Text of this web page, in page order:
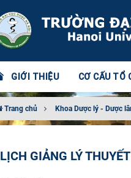
GIỚI THIỆU CƠ CẤU TỔ
Trang chủ Khoa Dược lý - Dược
LỊCH GIẢNG LÝ